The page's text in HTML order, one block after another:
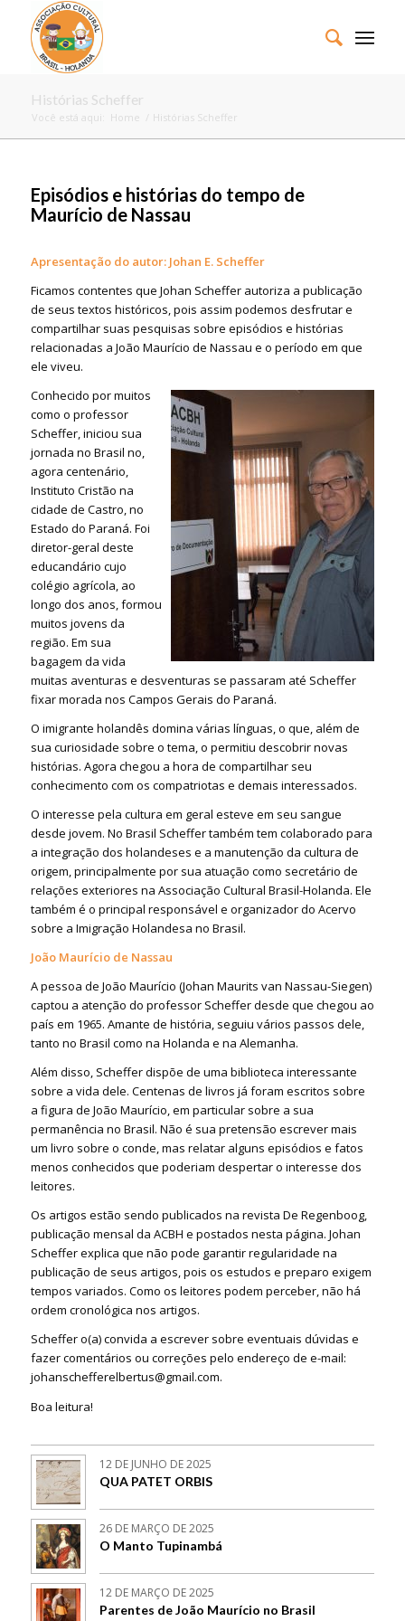
Histórias Scheffer
Você está aqui: Home / Histórias Scheffer
Episódios e histórias do tempo de
Maurício de Nassau
Apresentação do autor: Johan E. Scheffer
Ficamos contentes que Johan Scheffer autoriza a publicação
de seus textos históricos, pois assim podemos desfrutar e
compartilhar suas pesquisas sobre episódios e histórias
relacionadas a João Maurício de Nassau e o período em que
ele viveu.
Conhecido por muitos
como o professor
Scheffer, iniciou sua
jornada no Brasil no,
agora centenário,
Instituto Cristão na
cidade de Castro, no
Estado do Paraná. Foi
diretor-geral deste
educandário cujo
colégio agrícola, ao
longo dos anos, formou
muitos jovens da
região. Em sua
bagagem da vida
muitas aventuras e desventuras se passaram até Scheffer
fixar morada nos Campos Gerais do Paraná.
O imigrante holandês domina várias línguas, o que, além de
sua curiosidade sobre o tema, o permitiu descobrir novas
histórias. Agora chegou a hora de compartilhar seu
conhecimento com os compatriotas e demais interessados.
O interesse pela cultura em geral esteve em seu sangue
desde jovem. No Brasil Scheffer também tem colaborado para
a integração dos holandeses e a manutenção da cultura de
origem, principalmente por sua atuação como secretário de
relações exteriores na Associação Cultural Brasil-Holanda. Ele
também é o principal responsável e organizador do Acervo
sobre a Imigração Holandesa no Brasil.
João Maurício de Nassau
A pessoa de João Maurício (Johan Maurits van Nassau-Siegen)
captou a atenção do professor Scheffer desde que chegou ao
país em 1965. Amante de história, seguiu vários passos dele,
tanto no Brasil como na Holanda e na Alemanha.
Além disso, Scheffer dispõe de uma biblioteca interessante
sobre a vida dele. Centenas de livros já foram escritos sobre
a figura de João Maurício, em particular sobre a sua
permanência no Brasil. Não é sua pretensão escrever mais
um livro sobre o conde, mas relatar alguns episódios e fatos
menos conhecidos que poderiam despertar o interesse dos
leitores.
Os artigos estão sendo publicados na revista De Regenboog,
publicação mensal da ACBH e postados nesta página. Johan
Scheffer explica que não pode garantir regularidade na
publicação de seus artigos, pois os estudos e preparo exigem
tempos variados. Como os leitores podem perceber, não há
ordem cronológica nos artigos.
Scheffer o(a) convida a escrever sobre eventuais dúvidas e
fazer comentários ou correções pelo endereço de e-mail:
johanschefferelbertus@gmail.com.
Boa leitura!
12 DE JUNHO DE 2025
QUA PATET ORBIS
26 DE MARÇO DE 2025
O Manto Tupinambá
12 DE MARÇO DE 2025
Parentes de João Maurício no Brasil